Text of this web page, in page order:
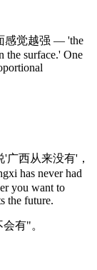
感觉越强 — 'the
the surface.' One
'广西从来没有'，
has never had
you want to
the future.
有"。